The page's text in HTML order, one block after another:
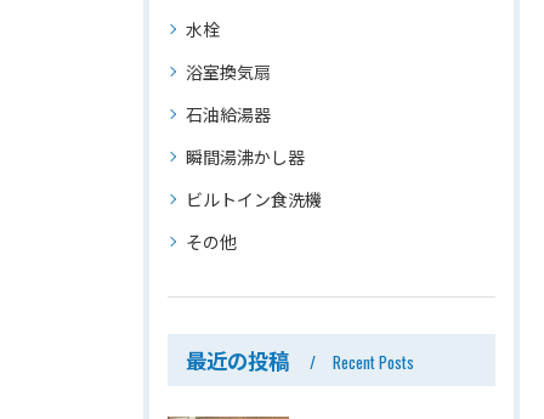
水栓
浴室換気扇
石油給湯器
瞬間湯沸かし器
ビルトイン食洗機
その他
最近の投稿 Recent Posts